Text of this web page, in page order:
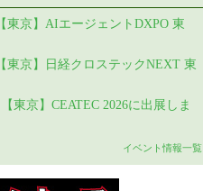
【東京】AIエージェントDXPO 東
【東京】日経クロステックNEXT 東
【東京】CEATEC 2026に出展しま
イベント情報一覧